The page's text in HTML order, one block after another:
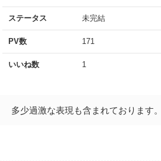
ステータス 未完結
PV数 171
いいね数 1
多少過激な表現も含まれております。